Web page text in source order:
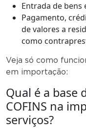
Entrada de
Pagamento,
de valores a
como
Veja só como
em importação:
Qual é a base
COFINS na
serviços?